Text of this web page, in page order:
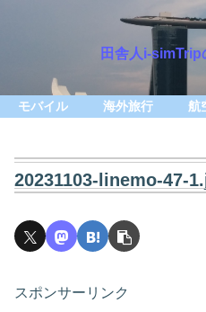
田舎人i-simTrip
モバイル 海外旅行 航
20231103-linemo-47-
スポンサーリンク